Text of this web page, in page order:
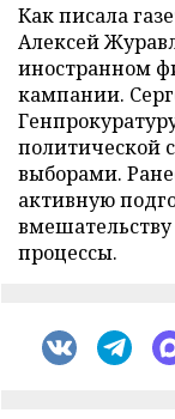
Как писала
Алексей
иностранном
кампании.
политической
выборами.
активную
процессы.